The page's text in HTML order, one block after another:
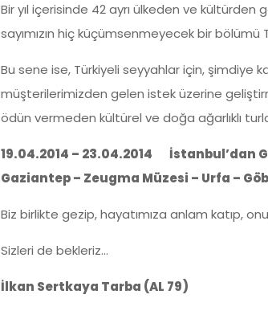
Bir yıl içerisinde 42 ayrı ülkeden ve kültürden
sayımızın hiç küçümsenmeyecek bir bölümü
Bu sene ise, Türkiyeli seyyahlar için, şimdiye
müşterilerimizden gelen istek üzerine
ödün vermeden kültürel ve doğa ağarlıklı
19.04.2014 – 23.04.2014 İstanbul’dan
Gaziantep – Zeugma Müzesi – Urfa –
Biz birlikte gezip, hayatımıza anlam katıp,
Sizleri de bekleriz...
İlkan Sertkaya Tarba (AL 79)